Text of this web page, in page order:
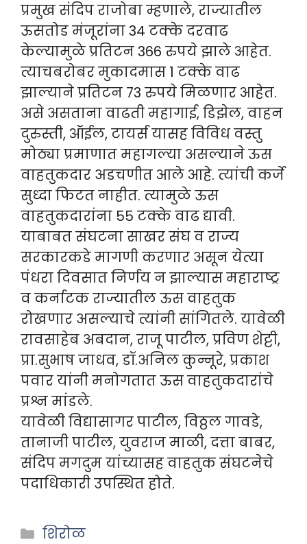
प्रमुख संदिप राजोबा म्हणाले, राज्यातील
ऊसतोड मंजूरांना 34 टक्के दरवाढ
केल्यामुळे प्रतिटन 366 रुपये झाले आहेत.
त्याचबरोबर मुकादमास 1 टक्के वाढ
झाल्याने प्रतिटन 73 रुपये मिळणार आहेत.
असे असताना वाढती महागाई, डिझेल, वाहन
दुरुस्ती, ऑईल, टायर्स यासह विविध वस्तु
मोठ्या प्रमाणात महागल्या असल्याने ऊस
वाहतुकदार अडचणीत आले आहे. त्यांची कर्जे
सुध्दा फिटत नाहीत. त्यामुळे ऊस
वाहतुकदारांना 55 टक्के वाढ द्यावी.
याबाबत संघटना साखर संघ व राज्य
सरकारकडे मागणी करणार असून येत्या
पंधरा दिवसात निर्णय न झाल्यास महाराष्ट्र
व कर्नाटक राज्यातील ऊस वाहतुक
रोखणार असल्याचे त्यांनी सांगितले. यावेळी
रावसाहेब अबदान, राजू पाटील, प्रविण शेट्टी,
प्रा.सुभाष जाधव, डॉ.अनिल कुन्नूरे, प्रकाश
पवार यांनी मनोगतात ऊस वाहतुकदारांचे
प्रश्न मांडले.
यावेळी विद्यासागर पाटील, विठ्ठल गावडे,
तानाजी पाटील, युवराज माळी, दत्ता बाबर,
संदिप मगदुम यांच्यासह वाहतुक संघटनेचे
पदाधिकारी उपस्थित होते.
Categories
शिरोळ